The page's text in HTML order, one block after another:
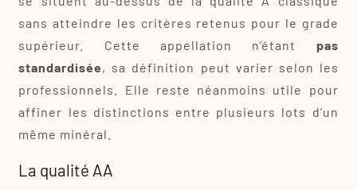
sans atteindre les critères retenus pour le grade
supérieur. Cette appellation n’étant pas
standardisée, sa définition peut varier selon les
professionnels. Elle reste néanmoins utile pour
affiner les distinctions entre plusieurs lots d’un
même minéral.
La qualité AA